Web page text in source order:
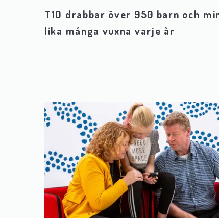
T1D drabbar över 950 barn och
lika många vuxna varje år